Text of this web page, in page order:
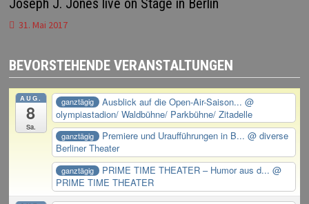
31. Mai 2017
BEVORSTEHENDE VERANSTALTUNGEN
AUG.
8
Sa.
ganztägig Ausblick auf die Open-Air-Saison... @
olympiastadion/ Waldbühne/ Parkbühne/ Zitadelle
ganztägig Premiere und Uraufführungen in B... @ diverse
Berliner Theater
ganztägig PRIME TIME THEATER – Humor aus d... @
PRIME TIME THEATER